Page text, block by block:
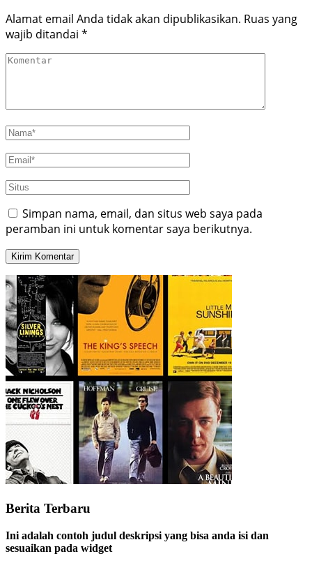
Alamat email Anda tidak akan dipublikasikan. Ruas yang
wajib ditandai *
Simpan nama, email, dan situs web saya pada
peramban ini untuk komentar saya berikutnya.
Berita Terbaru
Ini adalah contoh judul deskripsi yang bisa anda isi dan
sesuaikan pada widget